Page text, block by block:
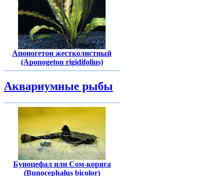
Апоногетон жестколистный
(Aponogeton rigidifolius)
Аквариумные рыбы
Буноцефал или Сом-коряга
(Bunocephalus bicolor)